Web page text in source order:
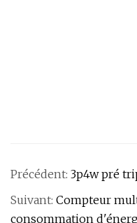
Précédent: 3p4w pré
Suivant: Compteur
consommation